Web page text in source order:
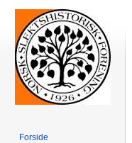
Forside